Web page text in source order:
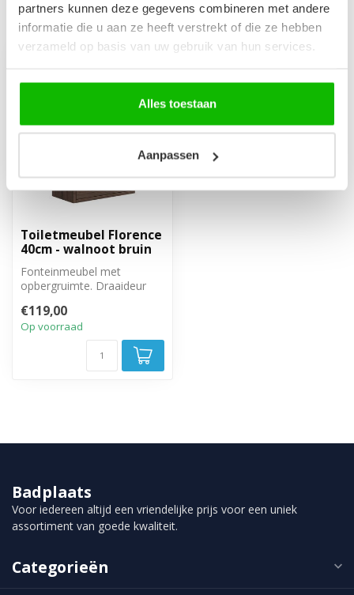
partners kunnen deze gegevens combineren met andere
informatie die u aan ze heeft verstrekt of die ze hebben
verzameld op basis van uw gebruik van hun services.
Alles toestaan
Aanpassen
Recent bekeken
Toiletmeubel Florence
40cm - walnoot bruin
Fonteinmeubel met
opbergruimte. Draaideur
€119,00
Op voorraad
Badplaats
Voor iedereen altijd een vriendelijke prijs voor een uniek
assortiment van goede kwaliteit.
Categorieën